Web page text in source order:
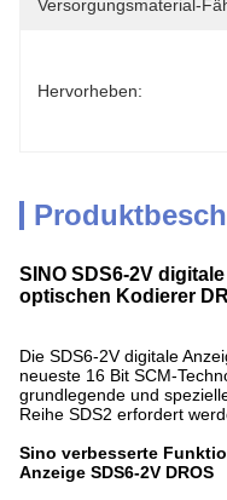
Versorgungsmaterial-
Hervorheben:
SINO SDS6-2V
optischen Kodierer
Die SDS6-2V digitale
neueste 16 Bit SCM-
grundlegende und
Reihe SDS2 erfordert
Sino verbesserte
Anzeige SDS6-2V DROS